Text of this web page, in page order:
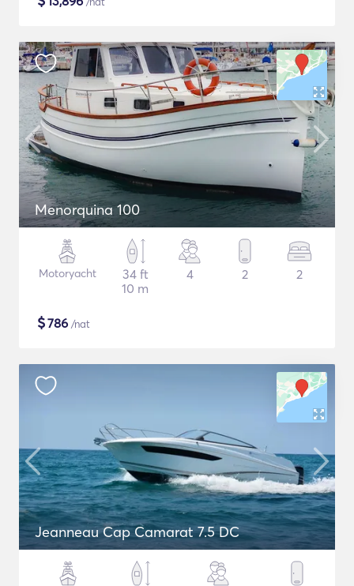
Menorquina 100
Motoryacht
34 ft
10 m
4 2 2
$786 /nat
Jeanneau Cap Camarat 7.5 DC